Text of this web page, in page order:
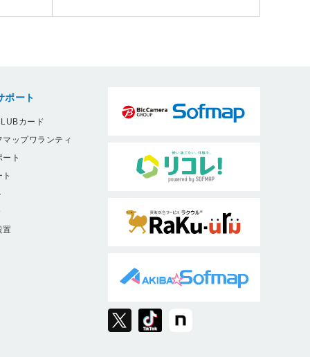
ポート
カード
ップワランティ
ト
置